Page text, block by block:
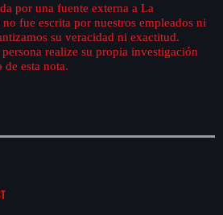
por una fuente externa a La
fue escrita por nuestros empleados ni
su veracidad ni exactitud.
realize su propia investigación
esta nota.